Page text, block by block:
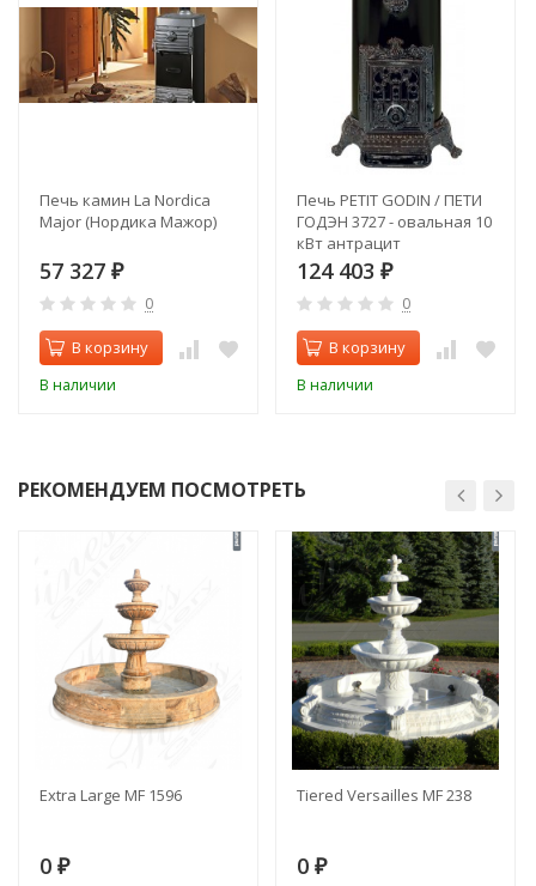
Печь камин La Nordica
Major (Нордика Мажор)
57 327 ₽
0
В корзину
В наличии
Печь PETIT GODIN / ПЕТИ
ГОДЭН 3727 - овальная 10
кВт антрацит
124 403 ₽
0
В корзину
В наличии
РЕКОМЕНДУЕМ ПОСМОТРЕТЬ
Extra Large MF 1596
0 ₽
Tiered Versailles MF 238
0 ₽